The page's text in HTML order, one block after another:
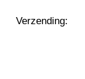
Verzending: